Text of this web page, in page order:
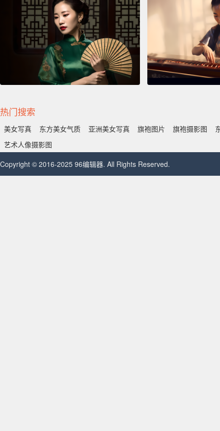
热门搜索
美女写真 东方美女气质 亚洲美女写真 旗袍图片 旗袍摄影图
艺术人像摄影图
Copyright © 2016-2025 96编辑器. All Rights Reserved.